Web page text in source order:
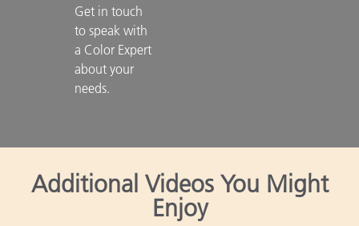
Get in touch
to speak with
a Color Expert
about your
needs.
Additional Videos You Might
Enjoy